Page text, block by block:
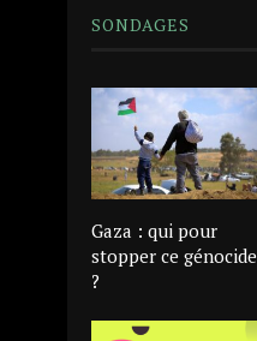
SONDAGES
Gaza : qui pour
stopper ce génocide
?